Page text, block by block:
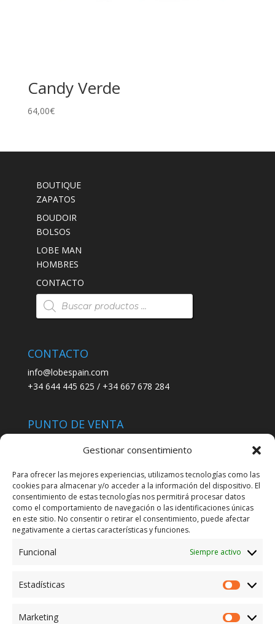
Gestionar consentimiento
Para ofrecer las mejores experiencias, utilizamos tecnologías como las
cookies para almacenar y/o acceder a la información del dispositivo. El
consentimiento de estas tecnologías nos permitirá procesar datos
como el comportamiento de navegación o las identificaciones únicas
en este sitio. No consentir o retirar el consentimiento, puede afectar
negativamente a ciertas características y funciones.
Funcional Siempre activo
Estadísticas
Marketing
Candy Verde
64,00€
BOUTIQUE
ZAPATOS
BOUDOIR
BOLSOS
LOBE MAN
HOMBRES
CONTACTO
Búsqueda
de
productos
CONTACTO
info@lobespain.com
+34 644 445 625 / +34 667 678 284
PUNTO DE VENTA
C/ San José 6, 11004 Cádiz
LEGAL
POLÍTICA DE ENVÍO
TERMINOS Y CONDICIONES